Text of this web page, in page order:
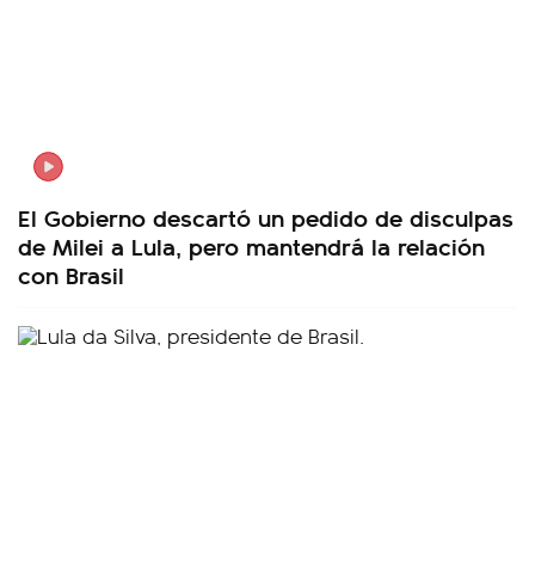
El Gobierno descartó un pedido de disculpas
de Milei a Lula, pero mantendrá la relación
con Brasil